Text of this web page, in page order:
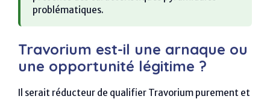
problématiques.
Travorium est-il une arnaque ou
une opportunité légitime ?
Il serait réducteur de qualifier Travorium purement et